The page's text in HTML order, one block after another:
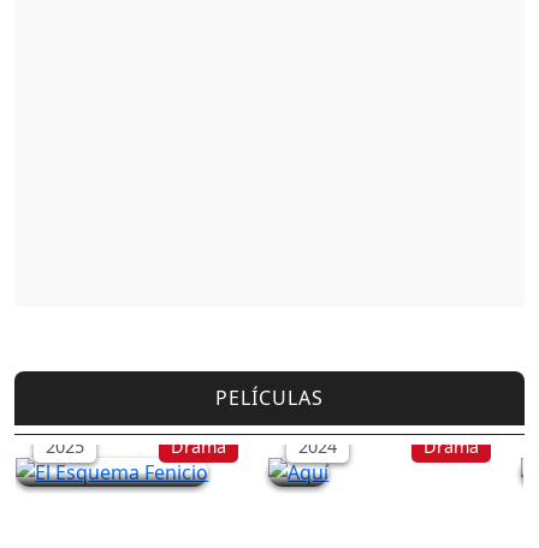
PELÍCULAS
2025 Drama
Aquí
2024 Drama